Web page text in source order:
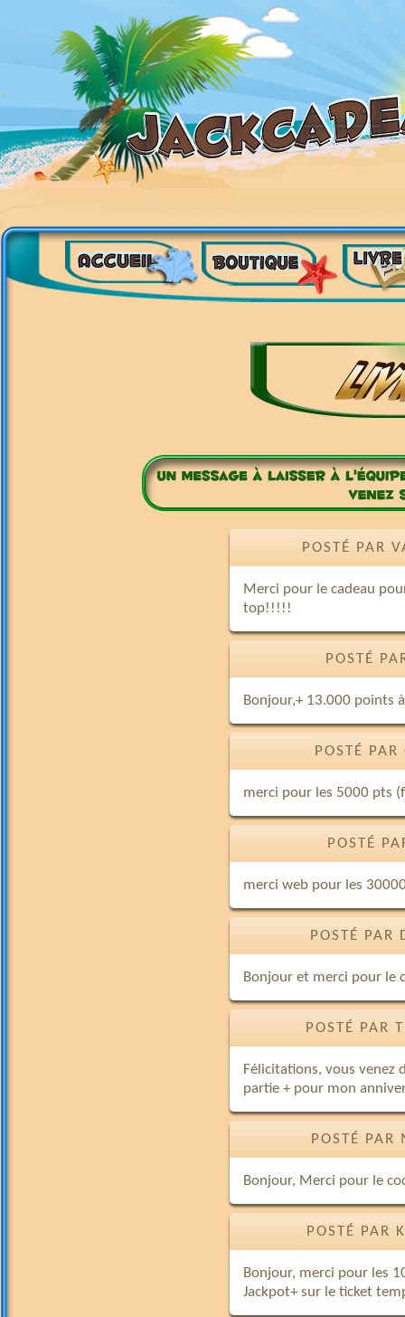
POSTÉ PAR
Merci pour le cadeau
top!!!!!
POSTÉ
Bonjour,+ 13.000 points
POSTÉ
merci pour les 5000 pts
POSTÉ
merci web pour les
POSTÉ
Bonjour et merci pour le
POSTÉ PAR
Félicitations, vous venez
partie + pour mon
POSTÉ
Bonjour, Merci pour le
POSTÉ
Bonjour, merci pour les
Jackpot+ sur le ticket